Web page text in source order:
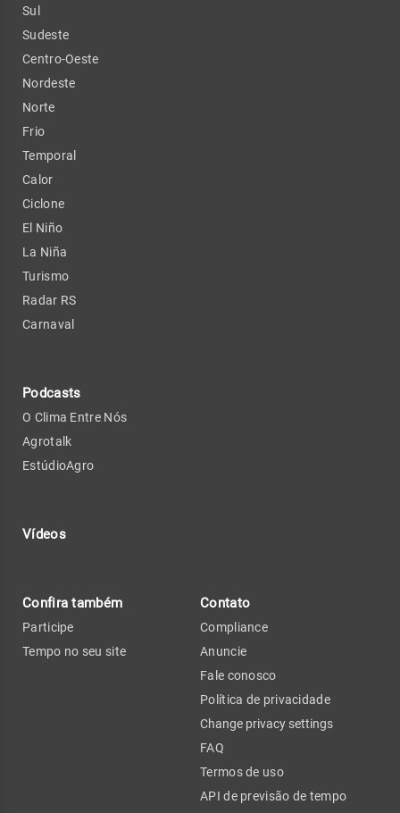
Sul
Sudeste
Centro-Oeste
Nordeste
Norte
Frio
Temporal
Calor
Ciclone
El Niño
La Niña
Turismo
Radar RS
Carnaval
Podcasts
O Clima Entre Nós
Agrotalk
EstúdioAgro
Vídeos
Confira também
Participe
Tempo no seu site
Contato
Compliance
Anuncie
Fale conosco
Política de privacidade
Change privacy settings
FAQ
Termos de uso
API de previsão de tempo